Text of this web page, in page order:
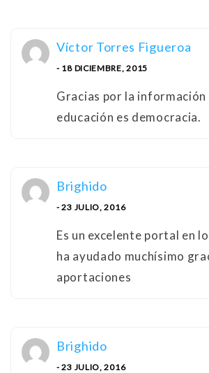
Víctor Torres Figueroa
- 18 DICIEMBRE, 2015
Gracias por la información
educación es democracia.
Brighido
- 23 JULIO, 2016
Es un excelente portal en
ha ayudado muchísimo
aportaciones
Brighido
- 23 JULIO, 2016